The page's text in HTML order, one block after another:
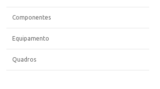
Componentes
Equipamento
Quadros